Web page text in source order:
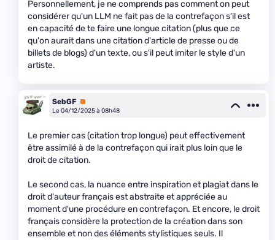
Personnellement, je ne comprends pas comment on peut
considérer qu'un LLM ne fait pas de la contrefaçon s'il est
en capacité de te faire une longue citation (plus que ce
qu'on aurait dans une citation d'article de presse ou de
billets de blogs) d'un texte, ou s'il peut imiter le style d'un
artiste.
SebGF Premium
Le 04/12/2025 à 08h48
Le premier cas (citation trop longue) peut effectivement
être assimilé à de la contrefaçon qui irait plus loin que le
droit de citation.
Le second cas, la nuance entre inspiration et plagiat dans le
droit d'auteur français est abstraite et appréciée au
moment d'une procédure en contrefaçon. Et encore, le droit
français considère la protection de la création dans son
ensemble et non des éléments stylistiques seuls. Il